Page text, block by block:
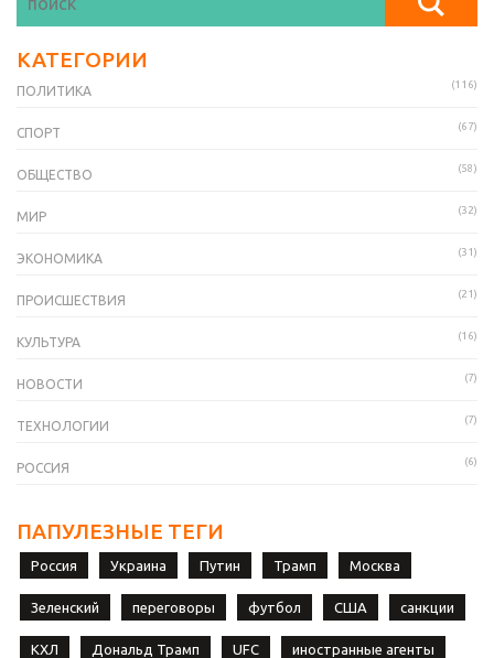
КАТЕГОРИИ
ПОЛИТИКА (116)
СПОРТ (67)
ОБЩЕСТВО (58)
МИР (32)
ЭКОНОМИКА (31)
ПРОИСШЕСТВИЯ (21)
КУЛЬТУРА (16)
НОВОСТИ (7)
ТЕХНОЛОГИИ (7)
РОССИЯ (6)
ПАПУЛЕЗНЫЕ ТЕГИ
Россия Украина Путин Трамп Москва
Зеленский переговоры футбол США санкции
КХЛ Дональд Трамп UFC иностранные агенты